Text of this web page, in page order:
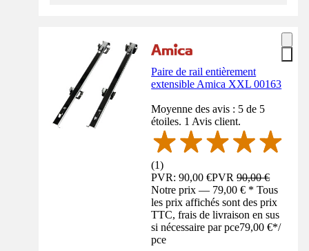
Paire de rail entièrement
extensible Amica XXL 00163
Moyenne des avis : 5 de 5
étoiles. 1 Avis client.
(1)
PVR: 90,00 €PVR90,00 €
Notre prix — 79,00 € * Tous
les prix affichés sont des prix
TTC, frais de livraison en sus
si nécessaire par pce79,00 €*/
pce